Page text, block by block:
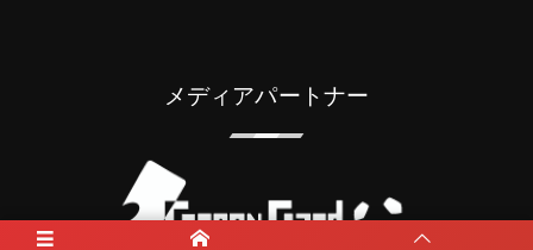
メディアパートナー